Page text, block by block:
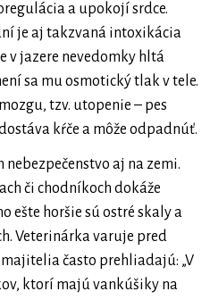
a upokojí srdce.
je aj takzvaná intoxikácia
v jazere nevedomky hltá
sa mu osmotický tlak v tele.
tzv. utopenie – pes
kŕče a môže odpadnúť.
aj na zemi.
či chodníkoch dokáže
ešte horšie sú ostré skaly a
Veterinárka varuje pred
často prehliadajú: „V
ktorí majú vankúšiky na